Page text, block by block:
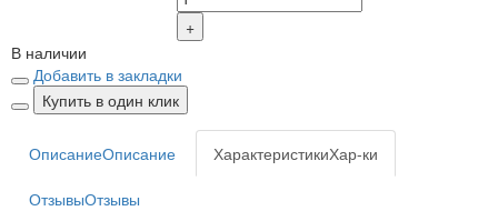
+
В наличии
Добавить в закладки
Купить в один клик
ОписаниеОписание ХарактеристикиХар-ки
ОтзывыОтзывы